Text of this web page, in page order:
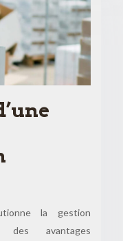
la gestion
des avantages